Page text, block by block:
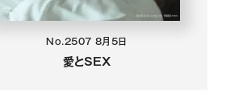
No.2507 8月5日
愛とSEX